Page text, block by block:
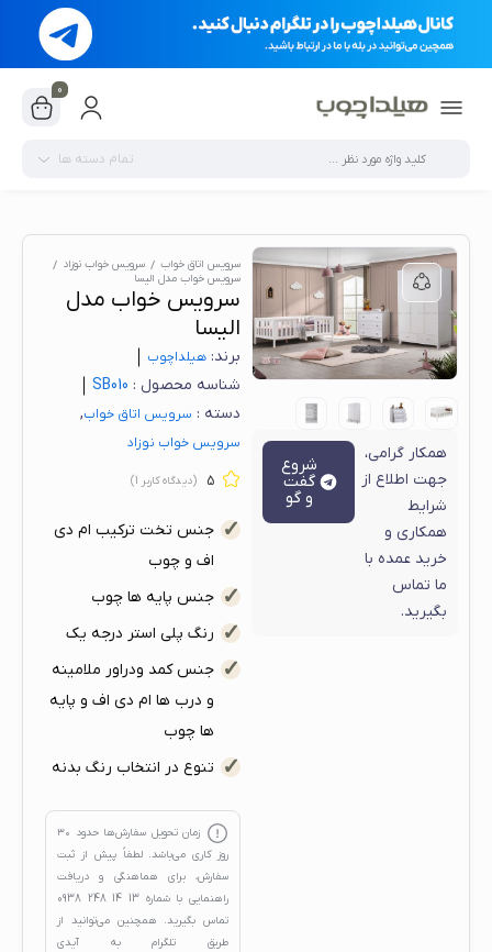
0
تمام دسته ها
همکار گرامی،
جهت اطلاع از
شرایط
همکاری و
خرید عمده با
ما تماس
بگیرید.
شروع
گفت
و گو
سرویس اتاق خواب
سرویس خواب نوزاد
سرویس خواب مدل الیسا
سرویس خواب مدل
الیسا
برند: هیلدا‌چوب
شناسه محصول : SB010
دسته : سرویس اتاق خواب,
سرویس خواب نوزاد
5 (دیدگاه کاربر 1
)
جنس تخت ترکیب ام دی
اف و چوب
جنس پایه ها چوب
رنگ پلی استر درجه یک
جنس کمد ودراور ملامینه
و درب ها ام دی اف و پایه
ها چوب
تنوع در انتخاب رنگ بدنه
زمان تحویل سفارش‌ها حدود ۳۰
روز کاریمی‌باشد. لطفاً پیش از ثبت
سفارش، برای هماهنگی و دریافت
راهنمایی با شماره 13 14 248 0938
تماس بگیرید. همچنین می‌توانید از
طریق تلگرام به آیدی